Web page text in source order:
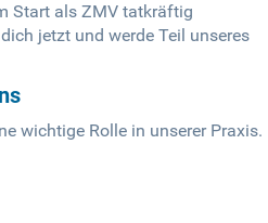
Start als ZMV tatkräftig
jetzt und werde Teil unseres
wichtige Rolle in unserer Praxis.